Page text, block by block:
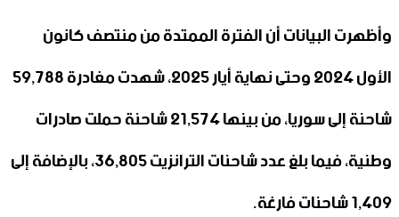
وأظهرت البيانات أن الفترة الممتدة من منتصف كانون
الأول 2024 وحتى نهاية أيار 2025، شهدت مغادرة 59,788
شاحنة إلى سوريا، من بينها 21,574 شاحنة حملت صادرات
وطنية، فيما بلغ عدد شاحنات الترانزيت 36,805، بالإضافة إلى
1,409 شاحنات فارغة.